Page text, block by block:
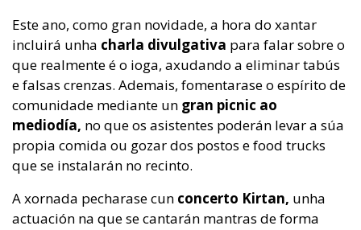
Este ano, como gran novidade, a hora do xantar
incluirá unha charla divulgativa para falar sobre o
que realmente é o ioga, axudando a eliminar tabús
e falsas crenzas. Ademais, fomentarase o espírito de
comunidade mediante un gran picnic ao
mediodía, no que os asistentes poderán levar a súa
propia comida ou gozar dos postos e food trucks
que se instalarán no recinto.
A xornada pecharase cun concerto Kirtan, unha
actuación na que se cantarán mantras de forma